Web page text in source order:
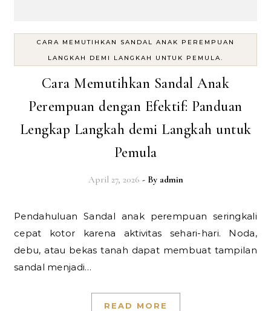
CARA MEMUTIHKAN SANDAL ANAK PEREMPUAN
LANGKAH DEMI LANGKAH UNTUK PEMULA.
Cara Memutihkan Sandal Anak
Perempuan dengan Efektif: Panduan
Lengkap Langkah demi Langkah untuk
Pemula
April 27, 2026 - By admin
Pendahuluan Sandal anak perempuan seringkali
cepat kotor karena aktivitas sehari-hari. Noda,
debu, atau bekas tanah dapat membuat tampilan
sandal menjadi…
READ MORE